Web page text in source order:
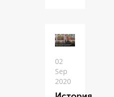
02
Sep
2020